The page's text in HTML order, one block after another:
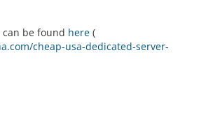
can be found here (
cheap-usa-dedicated-server-